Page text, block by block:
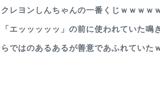
クレヨンしんちゃんの一番くじｗｗｗｗ
エッッッッッ」の前に使われていた鳴
ではのあるあるが善意であふれていた